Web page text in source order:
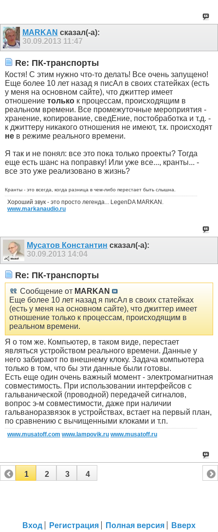
MARKAN сказал(-а):
30.09.2013 11:47
Re: ПК-транспорты
Костя! С этим нужно что-то делать! Все очень запущено!
Еще более 10 лет назад я писАл в своих статейках (есть
у меня на основном сайте), что джиттер имеет
отношение только к процессам, происходящим в
реальном времени. Все промежуточные мероприятия -
хранение, копирование, сведЕние, постобработка и т.д. -
к джиттеру никакого отношения не имеют, т.к. происходят
не в режиме реального времени.
Я так и не понял: все это пока только проекты? Тогда
еще есть шанс на поправку! Или уже все..., кранты... -
все это уже реализовано в жизнь?
Кранты - это всегда, когда разница в чем-либо перестает быть слышна.
Хороший звук - это просто легенда... LegenDA MARKAN.
www.markanaudio.ru
Мусатов Константин сказал(-а):
30.09.2013 14:04
Re: ПК-транспорты
Сообщение от MARKAN
Еще более 10 лет назад я писАл в своих статейках
(есть у меня на основном сайте), что джиттер имеет
отношение только к процессам, происходящим в
реальном времени.
Я о том же. Компьютер, в таком виде, перестает
являться устройством реального времени. Данные у
него забирают по внешнему клоку. Задача компьютера
только в том, что бы эти данные были готовы.
Есть еще один очень важный момент - электромагнитная
совместимость. При использовании интерфейсов с
гальванической (проводной) передачей сигналов,
вопрос э-м совместимости, даже при наличии
гальваноразвязок в устройствах, встает на первый план,
по сравнению с вычищенными клоками и т.п.
www.musatoff.com www.lampovik.ru www.musatoff.ru
1 2 3 4
Вход Регистрация Полная версия Вверх